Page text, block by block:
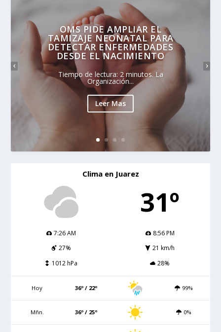
OMS PIDE AMPLIAR EL
TAMIZAJE NEONATAL PARA
DETECTAR ENFERMEDADES
DESDE EL NACIMIENTO
Tiempo de lectura: 2 minutos. La
Organización...
Leer Mas
Clima en Juarez
31º
7:26 AM
8:56 PM
27%
21 km/h
1012 hPa
28%
Hoy 36º / 22º 99%
Mñn. 36º / 25º 0%